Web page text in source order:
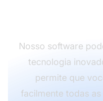
Nosso software
tecnologia
permite que
facilmente todas